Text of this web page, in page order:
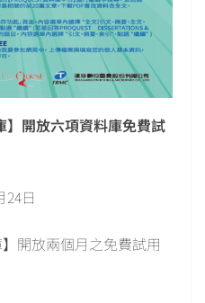
】開放六項資料庫免費試
24日
開放兩個月之免費試用